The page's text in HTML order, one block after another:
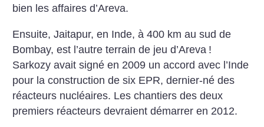
bien les affaires d’Areva.
Ensuite, Jaitapur, en Inde, à 400 km au sud de
Bombay, est l’autre terrain de jeu d’Areva !
Sarkozy avait signé en 2009 un accord avec l’Inde
pour la construction de six EPR, dernier-né des
réacteurs nucléaires. Les chantiers des deux
premiers réacteurs devraient démarrer en 2012.